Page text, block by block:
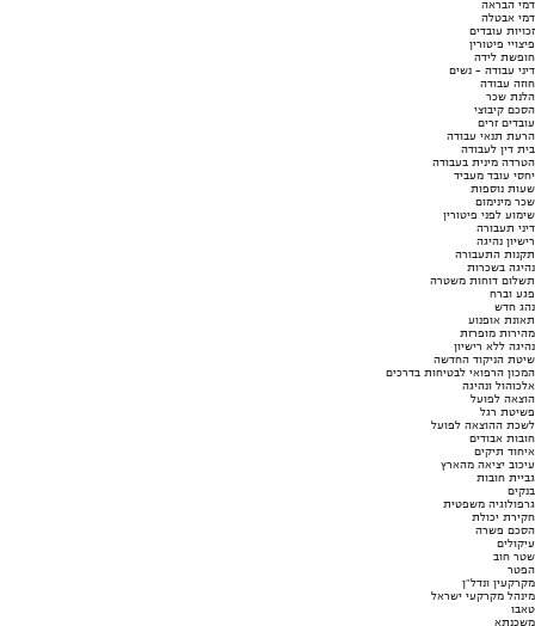
דמי הבראה
דמי אבטלה
זכויות עובדים
פיצויי פיטורין
חופשת לידה
דיני עבודה - נשים
חוזה עבודה
הלנת שכר
הסכם קיבוצי
עובדים זרים
הרעת תנאי עבודה
בית דין לעבודה
הטרדה מינית בעבודה
יחסי עובד מעביד
שעות נוספות
שכר מינימום
שימוע לפני פיטורין
דיני תעבורה
רישיון נהיגה
תקנות התעבורה
נהיגה בשכרות
תשלום דוחות משטרה
פגע וברח
נהג חדש
תאונת אופנוע
מהירות מופרזת
נהיגה ללא רישיון
שיטת הניקוד החדשה
המכון הרפואי לבטיחות בדרכים
אלכוהול ונהיגה
הוצאה לפועל
פשיטת רגל
לשכת ההוצאה לפועל
חובות אבודים
איחוד תיקים
עיכוב יציאה מהארץ
גביית חובות
בנקים
גרפולוגיה משפטית
חקירת יכולת
הסכם פשרה
עיקולים
שטר חוב
הפטר
מקרקעין ונדל"ן
מינהל מקרקעי ישראל
טאבו
משכנתא